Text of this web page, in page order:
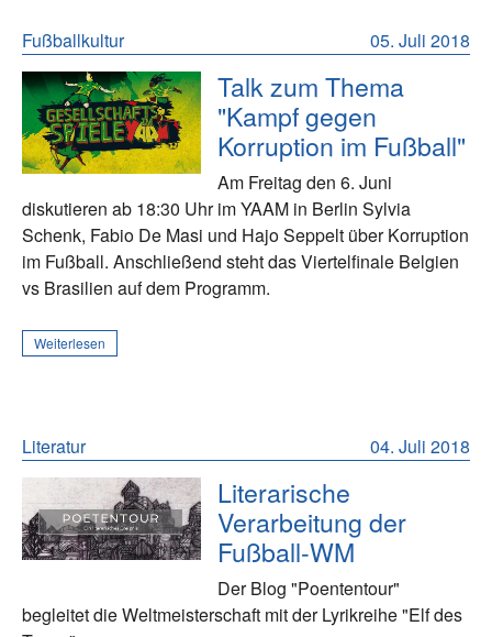
05. Juli 2018
Fußballkultur
Talk zum Thema
"Kampf gegen
Korruption im Fußball"
Am Freitag den 6. Juni
diskutieren ab 18:30 Uhr im YAAM in Berlin Sylvia
Schenk, Fabio De Masi und Hajo Seppelt über Korruption
im Fußball. Anschließend steht das Viertelfinale Belgien
vs Brasilien auf dem Programm.
Weiterlesen
04. Juli 2018
Literatur
Literarische
Verarbeitung der
Fußball-WM
Der Blog "Poententour"
begleitet die Weltmeisterschaft mit der Lyrikreihe "Elf des